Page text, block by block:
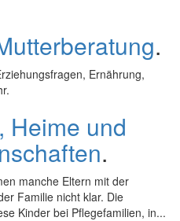
.
Ernährung,
Heime und
.
manche Eltern mit der
Familie nicht klar. Die
Kinder bei Pflegefamilien, in...